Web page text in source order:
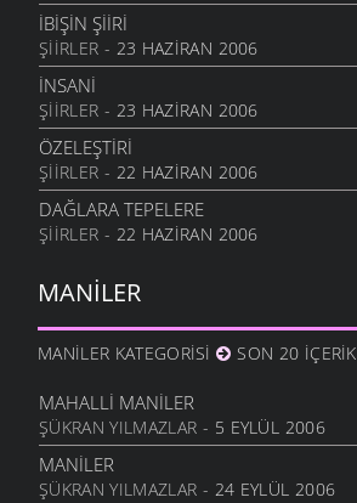
İBİŞİN ŞİİRİ
ŞIIRLER - 23 HAZIRAN 2006
İNSANİ
ŞIIRLER - 23 HAZIRAN 2006
ÖZELEŞTİRİ
ŞIIRLER - 22 HAZIRAN 2006
DAĞLARA TEPELERE
ŞIIRLER - 22 HAZIRAN 2006
MANILER
MANILER KATEGORISI SON 20 İÇERIK
MAHALLI MANILER
ŞÜKRAN YILMAZLAR - 5 EYLÜL 2006
MANILER
ŞÜKRAN YILMAZLAR - 24 EYLÜL 2006